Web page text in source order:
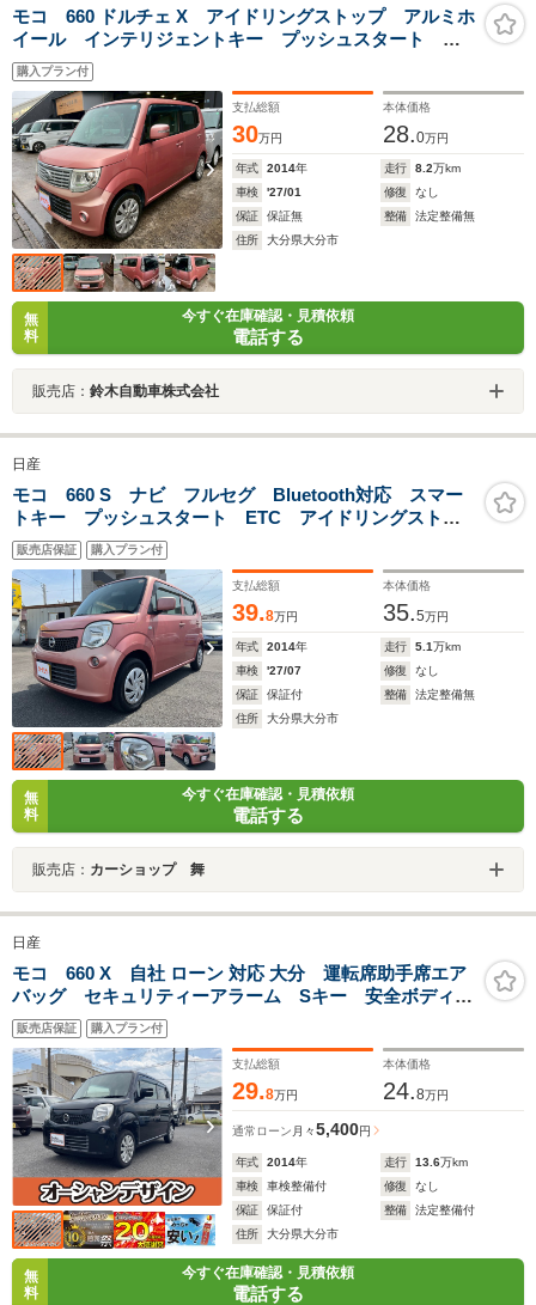
モコ 660 ドルチェ X アイドリングストップ アルミホ
イール インテリジェントキー プッシュスタート ス
テアリングスイッチ ベンチシート CD/MD Wエアバ
ッグ
購入プラン付
支払総額
30万円
本体価格
28.0万円
年式 2014年 走行 8.2万km
車検
'27/01 修復
なし
保証
保証無 整備
法定整備無
住所
大分県大分市
無
料
今すぐ在庫確認・見積依頼
電話する
販売店： 鈴木自動車株式会社
日産
モコ 660 S ナビ フルセグ Bluetooth対応 スマー
トキー プッシュスタート ETC アイドリングストッ
プ ライトレベライザー ベンチシート
販売店保証 購入プラン付
支払総額
39.8万円
本体価格
35.5万円
年式 2014年 走行 5.1万km
車検
'27/07 修復
なし
保証
保証付 整備
法定整備無
住所
大分県大分市
無
料
今すぐ在庫確認・見積依頼
電話する
販売店： カーショップ 舞
日産
モコ 660 X 自社 ローン 対応 大分 運転席助手席エア
バッグ セキュリティーアラーム Sキー 安全ボディ
キーレスキー i-stop ベンチ フルオートエアコン パ
ワーステアリング ABS エアB パワーウィンドー
販売店保証 購入プラン付
支払総額
29.8万円
本体価格
24.8万円
通常ローン 月々5,400円
年式 2014年 走行 13.6万km
車検
車検整備付 修復
なし
保証
保証付 整備
法定整備付
住所
大分県大分市
無
料
今すぐ在庫確認・見積依頼
電話する